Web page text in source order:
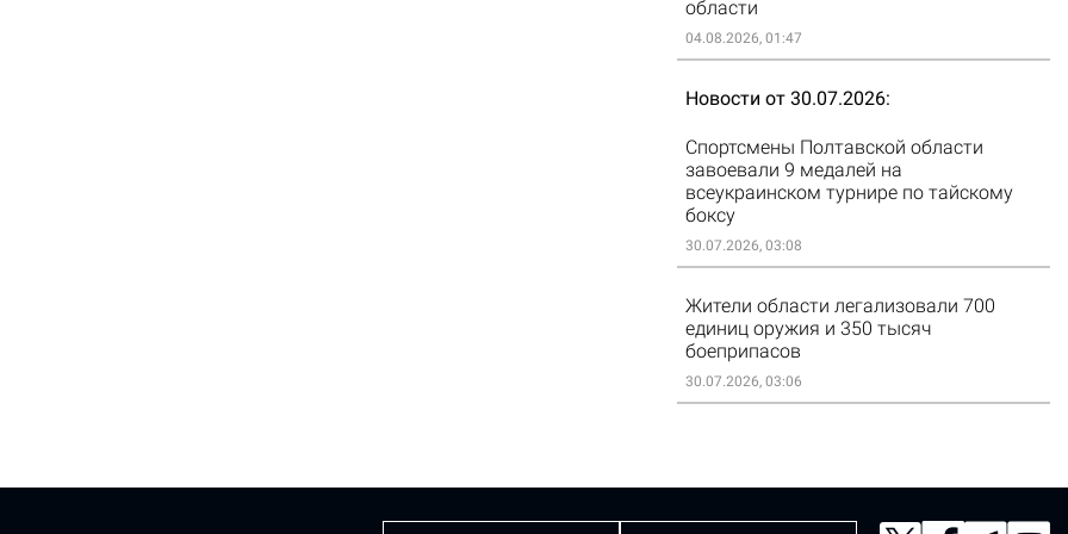
области
04.08.2026, 01:47
Новости от 30.07.2026
Спортсмены Полтавской области
завоевали 9 медалей на
всеукраинском турнире по тайскому
боксу
30.07.2026, 03:08
Жители области легализовали 700
единиц оружия и 350 тысяч
боеприпасов
30.07.2026, 03:06